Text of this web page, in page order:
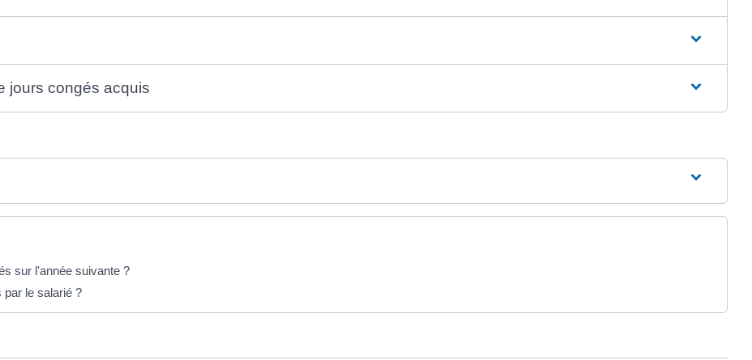
jours congés acquis
sur l'année suivante ?
par le salarié ?